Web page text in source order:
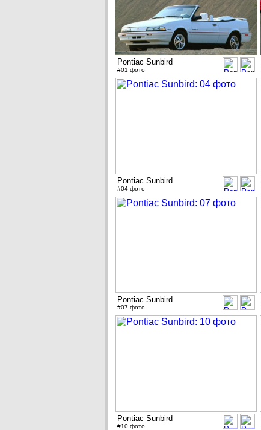
Pontiac Sunbird
#01 фото
Pontiac Sunbird
#04 фото
Pontiac Sunbird
#07 фото
Pontiac Sunbird
#10 фото